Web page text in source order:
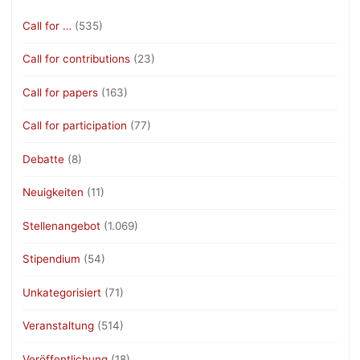
Call for … (535)
Call for contributions (23)
Call for papers (163)
Call for participation (77)
Debatte (8)
Neuigkeiten (11)
Stellenangebot (1.069)
Stipendium (54)
Unkategorisiert (71)
Veranstaltung (514)